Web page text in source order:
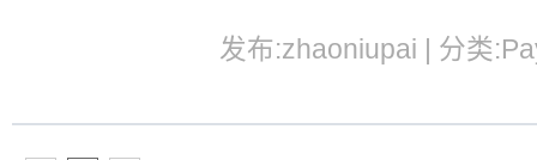
发布:zhaoniupai | 分类